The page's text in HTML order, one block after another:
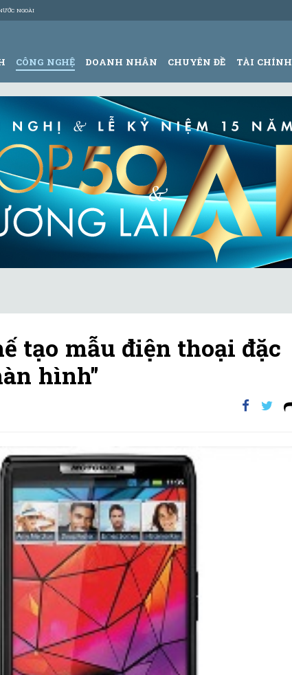
NGOÀI
CÔNG NGHỆ DOANH NHÂN CHUYÊN ĐỀ TÀI CHÍNH
tạo mẫu điện thoại đặc
hình"